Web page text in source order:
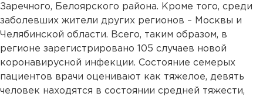
Заречного, Белоярского района. Кроме того, среди
заболевших жители других регионов – Москвы и
Челябинской области. Всего, таким образом, в
регионе зарегистрировано 105 случаев новой
коронавирусной инфекции. Состояние семерых
пациентов врачи оценивают как тяжелое, девять
человек находятся в состоянии средней тяжести,